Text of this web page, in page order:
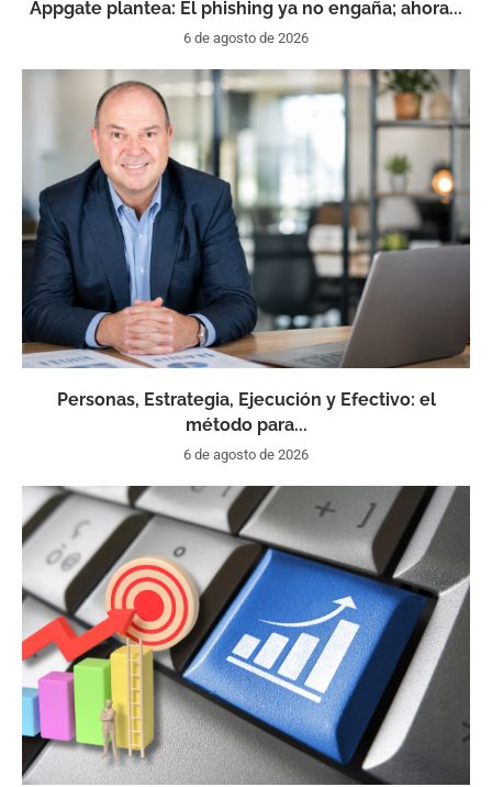
Appgate plantea: El phishing ya no engaña; ahora...
6 de agosto de 2026
Personas, Estrategia, Ejecución y Efectivo: el
método para...
6 de agosto de 2026